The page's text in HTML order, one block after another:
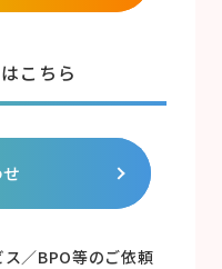
こちら
／BPO等のご依頼